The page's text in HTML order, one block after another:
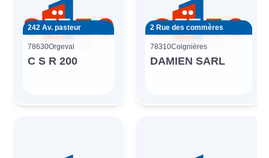
242 Av. pasteur
78630Orgeval
C S R 200
2 Rue des commères
78310Coignières
DAMIEN SARL